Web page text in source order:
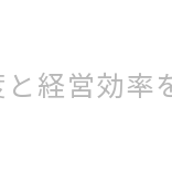
経営効率